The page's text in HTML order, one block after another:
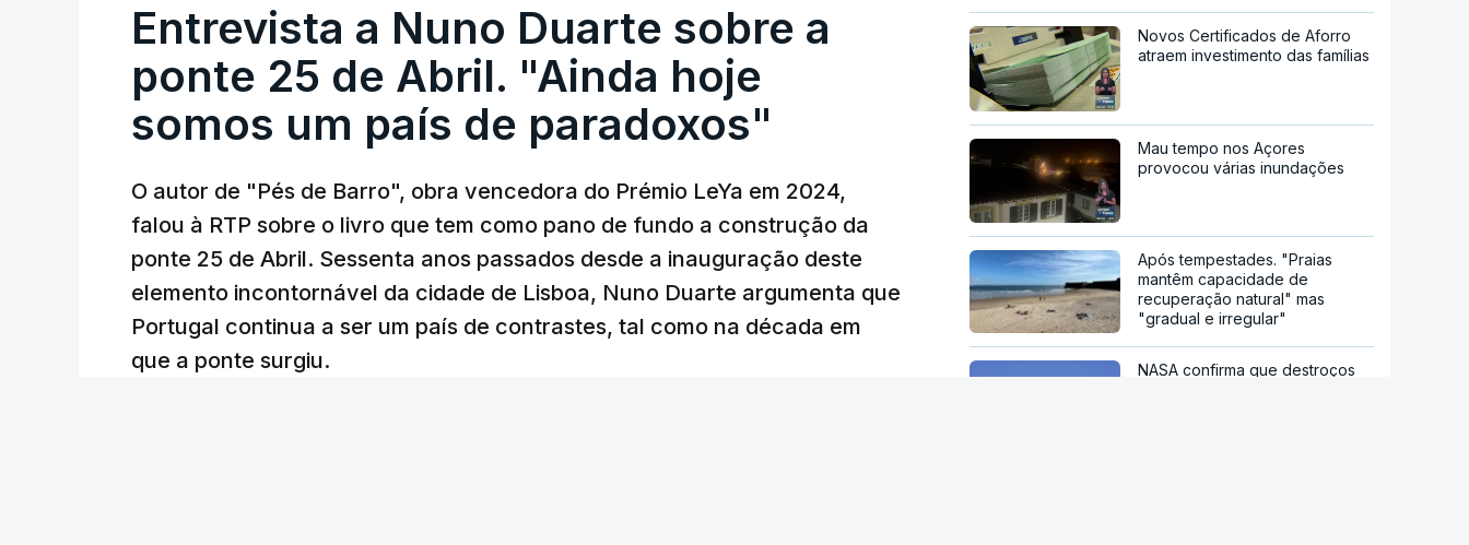
Entrevista a Nuno Duarte sobre a
ponte 25 de Abril. "Ainda hoje
somos um país de paradoxos"
O autor de "Pés de Barro", obra vencedora do Prémio LeYa em 2024,
falou à RTP sobre o livro que tem como pano de fundo a construção da
ponte 25 de Abril. Sessenta anos passados desde a inauguração deste
elemento incontornável da cidade de Lisboa, Nuno Duarte argumenta que
Portugal continua a ser um país de contrastes, tal como na década em
que a ponte surgiu.
Novos Certificados de Aforro
atraem investimento das famílias
Mau tempo nos Açores
provocou várias inundações
Após tempestades. "Praias
mantêm capacidade de
recuperação natural" mas
"gradual e irregular"
NASA confirma que destroços